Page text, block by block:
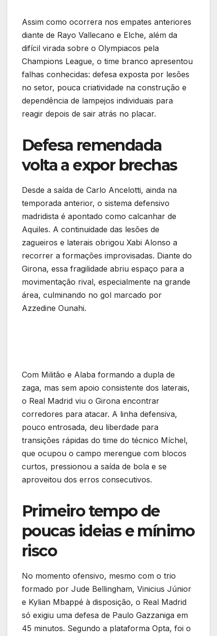
Assim como ocorrera nos empates anteriores
diante de Rayo Vallecano e Elche, além da
difícil virada sobre o Olympiacos pela
Champions League, o time branco apresentou
falhas conhecidas: defesa exposta por lesões
no setor, pouca criatividade na construção e
dependência de lampejos individuais para
reagir depois de sair atrás no placar.
Defesa remendada
volta a expor brechas
Desde a saída de Carlo Ancelotti, ainda na
temporada anterior, o sistema defensivo
madridista é apontado como calcanhar de
Aquiles. A continuidade das lesões de
zagueiros e laterais obrigou Xabi Alonso a
recorrer a formações improvisadas. Diante do
Girona, essa fragilidade abriu espaço para a
movimentação rival, especialmente na grande
área, culminando no gol marcado por
Azzedine Ounahi.
Com Militão e Alaba formando a dupla de
zaga, mas sem apoio consistente dos laterais,
o Real Madrid viu o Girona encontrar
corredores para atacar. A linha defensiva,
pouco entrosada, deu liberdade para
transições rápidas do time do técnico Míchel,
que ocupou o campo merengue com blocos
curtos, pressionou a saída de bola e se
aproveitou dos erros consecutivos.
Primeiro tempo de
poucas ideias e mínimo
risco
No momento ofensivo, mesmo com o trio
formado por Jude Bellingham, Vinicius Júnior
e Kylian Mbappé à disposição, o Real Madrid
só exigiu uma defesa de Paulo Gazzaniga em
45 minutos. Segundo a plataforma Opta, foi o